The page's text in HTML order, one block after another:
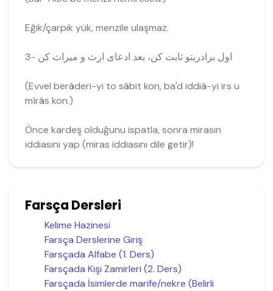
Eğik/çarpık yük, menzile ulaşmaz.
3- اول برادریتو ثابت کن، بعد ادعای ارث و میراث کن
(Evvel berâderi-yi to sâbit kon, ba'd iddiâ-yi irs u
mîrâs kon.)
Önce kardeş olduğunu ispatla, sonra mirasın
iddiasını yap (miras iddiasını dile getir)!
Farsça Dersleri
Kelime Hazinesi
Farsça Derslerine Giriş
Farsçada Alfabe (1. Ders)
Farsçada Kişi Zamirleri (2. Ders)
Farsçada İsimlerde marife/nekre (Belirli